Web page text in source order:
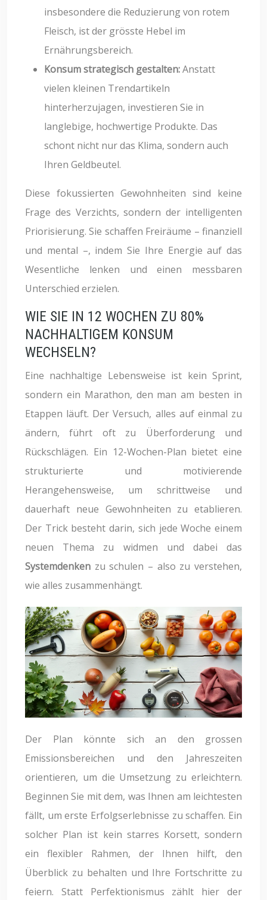
insbesondere die Reduzierung von rotem
Fleisch, ist der grösste Hebel im
Ernährungsbereich.
Konsum strategisch gestalten:Anstatt
vielen kleinen Trendartikeln
hinterherzujagen, investieren Sie in
langlebige, hochwertige Produkte. Das
schont nicht nur das Klima, sondern auch
Ihren Geldbeutel.
Diese fokussierten Gewohnheiten sind keine
Frage des Verzichts, sondern der intelligenten
Priorisierung. Sie schaffen Freiräume – finanziell
und mental –, indem Sie Ihre Energie auf das
Wesentliche lenken und einen messbaren
Unterschied erzielen.
WIE SIE IN 12 WOCHEN ZU 80%
NACHHALTIGEM KONSUM
WECHSELN?
Eine nachhaltige Lebensweise ist kein Sprint,
sondern ein Marathon, den man am besten in
Etappen läuft. Der Versuch, alles auf einmal zu
ändern, führt oft zu Überforderung und
Rückschlägen. Ein 12-Wochen-Plan bietet eine
strukturierte und motivierende
Herangehensweise, um schrittweise und
dauerhaft neue Gewohnheiten zu etablieren.
Der Trick besteht darin, sich jede Woche einem
neuen Thema zu widmen und dabei das
Systemdenken zu schulen – also zu verstehen,
wie alles zusammenhängt.
Der Plan könnte sich an den grossen
Emissionsbereichen und den Jahreszeiten
orientieren, um die Umsetzung zu erleichtern.
Beginnen Sie mit dem, was Ihnen am leichtesten
fällt, um erste Erfolgserlebnisse zu schaffen. Ein
solcher Plan ist kein starres Korsett, sondern
ein flexibler Rahmen, der Ihnen hilft, den
Überblick zu behalten und Ihre Fortschritte zu
feiern. Statt Perfektionismus zählt hier der